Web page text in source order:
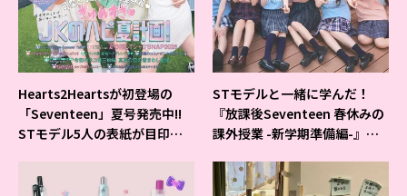
Hearts2Heartsが初登場の
「Seventeen」夏号発売中!!
STモデル5人の表紙が目印だ
STモデルと一緒に学んだ！
『放課後Seventeen 春休みの
課外授業 -新学期準備編-』イ